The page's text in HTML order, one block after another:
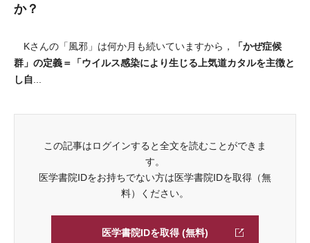
か？
Kさんの「風邪」は何か月も続いていますから，
「かぜ症候
群」の定義＝「ウイルス感染により生じる上気道カタルを主徴と
し自
この記事はログインすると全文を読むことができま
す。
医学書院IDをお持ちでない方は医学書院IDを取得（無
料）ください。
医学書院IDを取得 (無料)